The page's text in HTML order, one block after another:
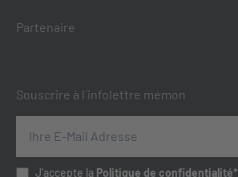
Partenaire
Souscrire à l´infolettre memon
J'accepte la Politique de confidentialité*